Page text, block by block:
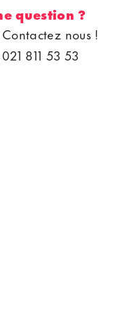
question ?
Contactez nous !
021 811 53 53